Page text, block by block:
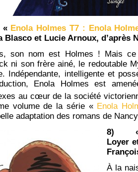
« Enola Holmes T7 :
Enola
Blasco et Lucie Arnoux, d’après
son nom est Holmes ! Mais
ni son frère ainé, le redoutable
Indépendante, intelligente et
Enola Holmes est
au cœur de la société
volume de la série « Enola
adaptation des romans de
8)
Loyer
À la